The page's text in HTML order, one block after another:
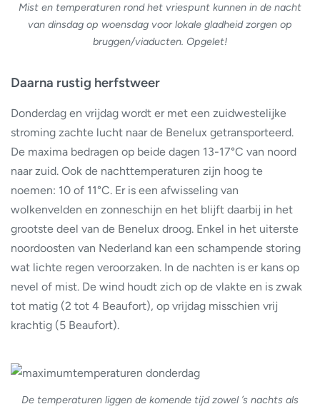
Mist en temperaturen rond het vriespunt kunnen in de nacht
van dinsdag op woensdag voor lokale gladheid zorgen op
bruggen/viaducten. Opgelet!
Daarna rustig herfstweer
Donderdag en vrijdag wordt er met een zuidwestelijke
stroming zachte lucht naar de Benelux getransporteerd.
De maxima bedragen op beide dagen 13-17°C van noord
naar zuid. Ook de nachttemperaturen zijn hoog te
noemen: 10 of 11°C. Er is een afwisseling van
wolkenvelden en zonneschijn en het blijft daarbij in het
grootste deel van de Benelux droog. Enkel in het uiterste
noordoosten van Nederland kan een schampende storing
wat lichte regen veroorzaken. In de nachten is er kans op
nevel of mist. De wind houdt zich op de vlakte en is zwak
tot matig (2 tot 4 Beaufort), op vrijdag misschien vrij
krachtig (5 Beaufort).
De temperaturen liggen de komende tijd zowel ’s nachts als